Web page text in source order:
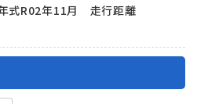
R02年11月 走行距離